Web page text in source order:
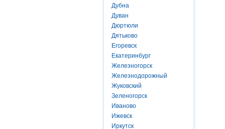
Дубна
Дуван
Дюртюли
Дятьково
Егоревск
Екатеринбург
Железногорск
Железнодорожный
Жуковский
Зеленогорск
Иваново
Ижевск
Иркутск